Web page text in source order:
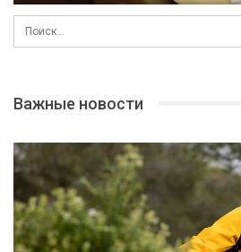
Важные новости